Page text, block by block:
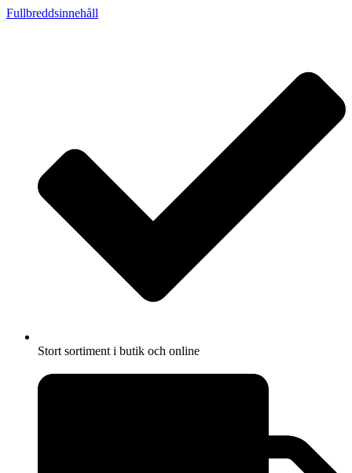
Fullbreddsinnehåll
Stort sortiment i butik och online